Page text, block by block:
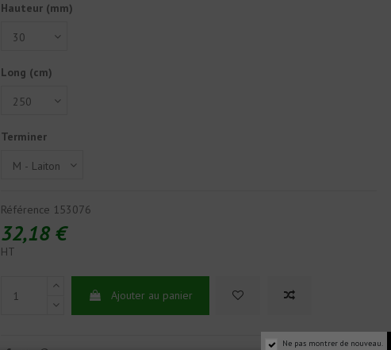
Hauteur (mm)
Long (cm)
Terminer
Référence 153076
32,18 €
HT
Ajouter au panier
Ne pas montrer de nouveau.